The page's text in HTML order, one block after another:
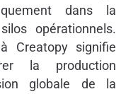
dans la
opérationnels.
Creatopy signifie
la production
globale de la